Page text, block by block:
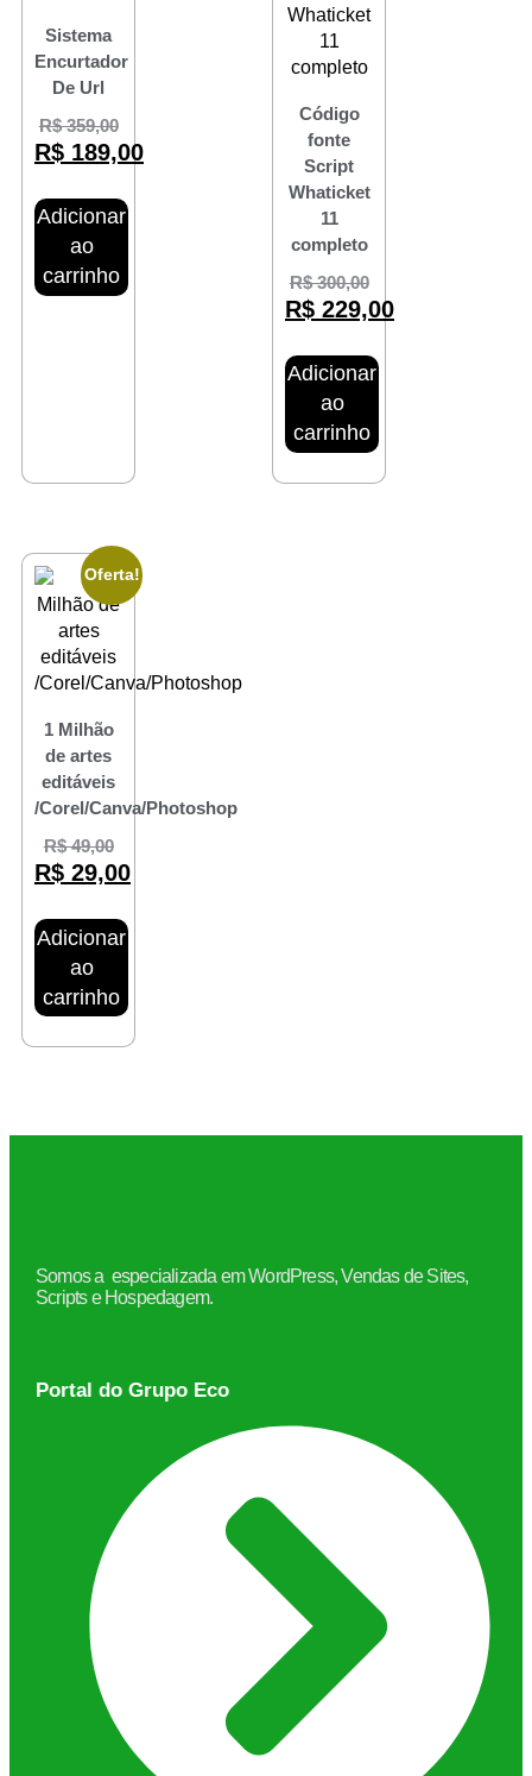
Sistema
Encurtador
De Url
R$359,00
R$ 189,00
Adicionar
ao
carrinho
Código
fonte
Script
Whaticket
11
completo
R$300,00
R$ 229,00
Adicionar
ao
carrinho
Oferta!
1 Milhão
de artes
editáveis
/Corel/Canva/Photoshop
R$49,00
R$ 29,00
Adicionar
ao
carrinho
Somos a especializada em WordPress, Vendas de Sites,
Scripts e Hospedagem.
Portal do Grupo Eco